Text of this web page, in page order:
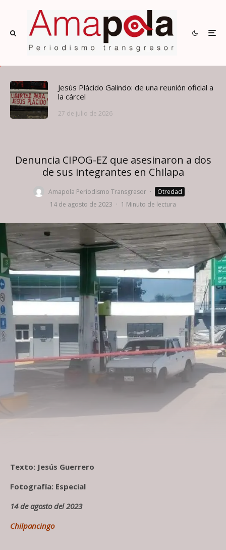
Jesús Plácido Galindo: de una reunión oficial a
la cárcel
27 de julio de 2026
Denuncia CIPOG-EZ que asesinaron a dos
de sus integrantes en Chilapa
Amapola Periodismo Transgresor · Otredad
·
14 de agosto de 2023 · 1 Minuto de lectura
Texto: Jesús Guerrero
Fotografía: Especial
14 de agosto del 2023
Chilpancingo